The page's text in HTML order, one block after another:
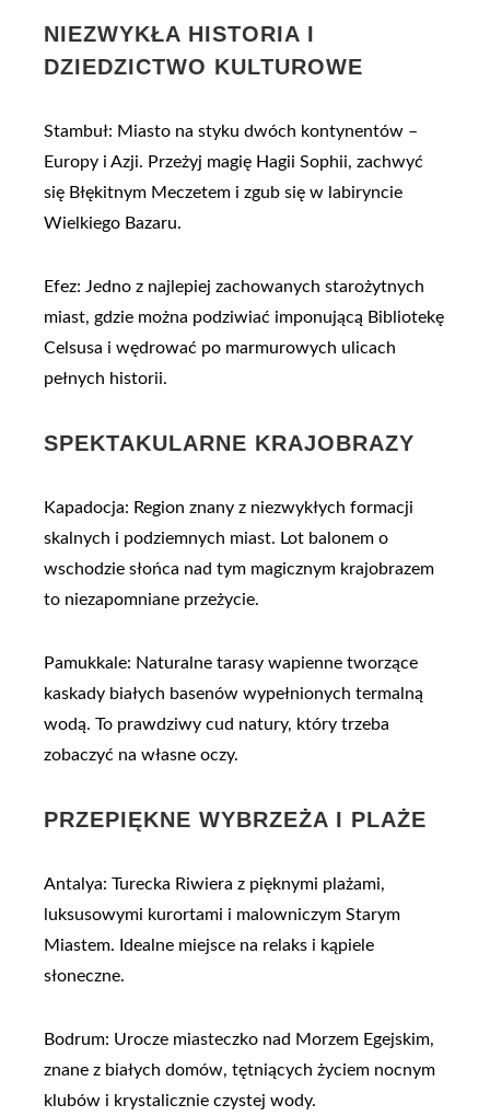
NIEZWYKŁA HISTORIA I
DZIEDZICTWO KULTUROWE
Stambuł: Miasto na styku dwóch kontynentów –
Europy i Azji. Przeżyj magię Hagii Sophii, zachwyć
się Błękitnym Meczetem i zgub się w labiryncie
Wielkiego Bazaru.
Efez: Jedno z najlepiej zachowanych starożytnych
miast, gdzie można podziwiać imponującą Bibliotekę
Celsusa i wędrować po marmurowych ulicach
pełnych historii.
SPEKTAKULARNE KRAJOBRAZY
Kapadocja: Region znany z niezwykłych formacji
skalnych i podziemnych miast. Lot balonem o
wschodzie słońca nad tym magicznym krajobrazem
to niezapomniane przeżycie.
Pamukkale: Naturalne tarasy wapienne tworzące
kaskady białych basenów wypełnionych termalną
wodą. To prawdziwy cud natury, który trzeba
zobaczyć na własne oczy.
PRZEPIĘKNE WYBRZEŻA I PLAŻE
Antalya: Turecka Riwiera z pięknymi plażami,
luksusowymi kurortami i malowniczym Starym
Miastem. Idealne miejsce na relaks i kąpiele
słoneczne.
Bodrum: Urocze miasteczko nad Morzem Egejskim,
znane z białych domów, tętniących życiem nocnym
klubów i krystalicznie czystej wody.